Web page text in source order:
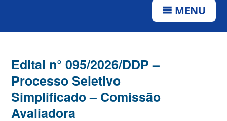
MENU
Edital n° 095/2026/DDP –
Processo Seletivo
Simplificado – Comissão
Avaliadora